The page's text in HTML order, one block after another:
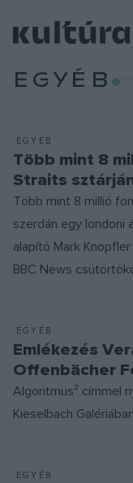
EGYÉB
EGYÉB
Több mint 8
Straits
Több mint 8 millió
szerdán egy londoni
alapító Mark
BBC News
EGYÉB
Emlékezés
Offenbächer
Algoritmus² címmel
Kieselbach
EGYÉB